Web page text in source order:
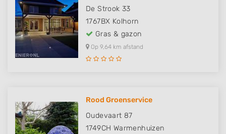
De Strook 33
1767BX Kolhorn
Gras & gazon
Op 9,64 km afstand
Rood Groenservice
Oudevaart 87
1749CH Warmenhuizen